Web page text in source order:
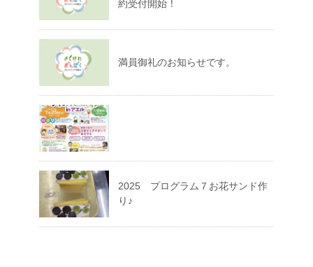
約受付開始！
満員御礼のお知らせです。
2025 プログラム７お花サンド作
り♪